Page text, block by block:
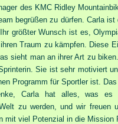
des KMC Ridley
begrüßen zu dürfen. Carla
Ihr größter Wunsch ist es,
Traum zu kämpfen. Diese
sieht man an ihrer Art zu
Sie ist sehr motiviert
Programm für Sportler ist.
Carla hat alles, was es
zu werden, und wir freuen
mit viel Potenzial in die Mission